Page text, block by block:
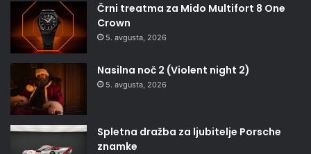
Črni treatma za Mido Multifort 8 One
Crown
5. avgusta, 2026
Nasilna noč 2 (Violent night 2)
5. avgusta, 2026
Spletna dražba za ljubitelje Porsche
znamke